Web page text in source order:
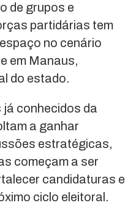
de grupos e
partidárias tem
no cenário
em Manaus,
do estado.
conhecidos da
a ganhar
estratégicas,
começam a ser
candidaturas e
ciclo eleitoral.